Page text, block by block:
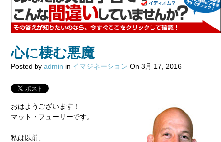
心に棲む悪魔
Posted by admin in イマジネーション On 3月 17, 2016
おはようございます！
マット・フューリーです。
私は以前、